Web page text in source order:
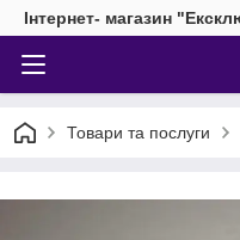
Інтернет- магазин
Товари та послуги